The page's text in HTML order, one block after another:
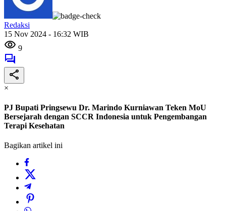
Redaksi
15 Nov 2024 - 16:32 WIB
9
×
PJ Bupati Pringsewu Dr. Marindo Kurniawan Teken MoU
Bersejarah dengan SCCR Indonesia untuk Pengembangan
Terapi Kesehatan
Bagikan artikel ini